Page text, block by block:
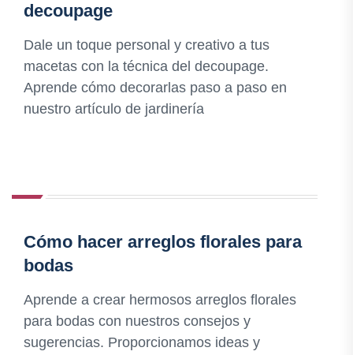
decoupage
Dale un toque personal y creativo a tus
macetas con la técnica del decoupage.
Aprende cómo decorarlas paso a paso en
nuestro artículo de jardinería
Cómo hacer arreglos florales para
bodas
Aprende a crear hermosos arreglos florales
para bodas con nuestros consejos y
sugerencias. Proporcionamos ideas y